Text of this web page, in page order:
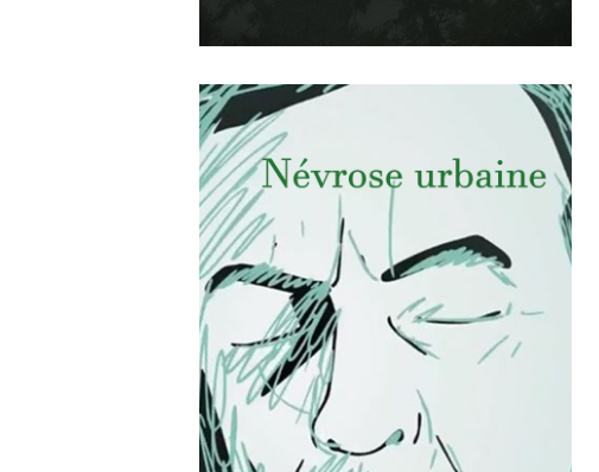
Last Call Indien